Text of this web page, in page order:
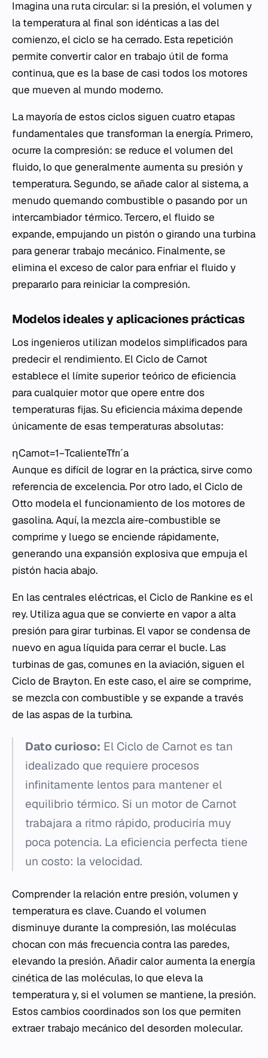
Imagina una ruta circular: si la presión, el volumen y
la temperatura al final son idénticas a las del
comienzo, el ciclo se ha cerrado. Esta repetición
permite convertir calor en trabajo útil de forma
continua, que es la base de casi todos los motores
que mueven al mundo moderno.
La mayoría de estos ciclos siguen cuatro etapas
fundamentales que transforman la energía. Primero,
ocurre la compresión: se reduce el volumen del
fluido, lo que generalmente aumenta su presión y
temperatura. Segundo, se añade calor al sistema, a
menudo quemando combustible o pasando por un
intercambiador térmico. Tercero, el fluido se
expande, empujando un pistón o girando una turbina
para generar trabajo mecánico. Finalmente, se
elimina el exceso de calor para enfriar el fluido y
prepararlo para reiniciar la compresión.
Modelos ideales y aplicaciones prácticas
Los ingenieros utilizan modelos simplificados para
predecir el rendimiento. El Ciclo de Carnot
establece el límite superior teórico de eficiencia
para cualquier motor que opere entre dos
temperaturas fijas. Su eficiencia máxima depende
únicamente de esas temperaturas absolutas:
ηCarnot​=1−Tcaliente​Tfrıˊa​​
Aunque es difícil de lograr en la práctica, sirve como
referencia de excelencia. Por otro lado, el Ciclo de
Otto modela el funcionamiento de los motores de
gasolina. Aquí, la mezcla aire-combustible se
comprime y luego se enciende rápidamente,
generando una expansión explosiva que empuja el
pistón hacia abajo.
En las centrales eléctricas, el Ciclo de Rankine es el
rey. Utiliza agua que se convierte en vapor a alta
presión para girar turbinas. El vapor se condensa de
nuevo en agua líquida para cerrar el bucle. Las
turbinas de gas, comunes en la aviación, siguen el
Ciclo de Brayton. En este caso, el aire se comprime,
se mezcla con combustible y se expande a través
de las aspas de la turbina.
Dato curioso: El Ciclo de Carnot es tan
idealizado que requiere procesos
infinitamente lentos para mantener el
equilibrio térmico. Si un motor de Carnot
trabajara a ritmo rápido, produciría muy
poca potencia. La eficiencia perfecta tiene
un costo: la velocidad.
Comprender la relación entre presión, volumen y
temperatura es clave. Cuando el volumen
disminuye durante la compresión, las moléculas
chocan con más frecuencia contra las paredes,
elevando la presión. Añadir calor aumenta laenergía
cinéticade las moléculas, lo que eleva la
temperatura y, si el volumen se mantiene, la presión.
Estos cambios coordinados son los que permiten
extraer trabajo mecánico del desorden molecular.